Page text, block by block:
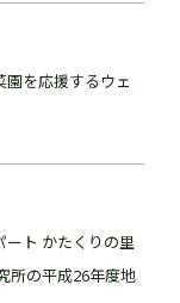
を応援するウェ
ト かたくりの里
所の平成26年度地